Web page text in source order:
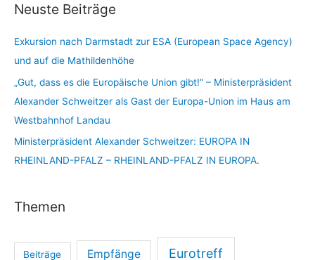
Neuste Beiträge
Exkursion nach Darmstadt zur ESA (European Space Agency)
und auf die Mathildenhöhe
„Gut, dass es die Europäische Union gibt!“ – Ministerpräsident
Alexander Schweitzer als Gast der Europa-Union im Haus am
Westbahnhof Landau
Ministerpräsident Alexander Schweitzer: EUROPA IN
RHEINLAND-PFALZ – RHEINLAND-PFALZ IN EUROPA.
Themen
Beiträge Empfänge Eurotreff